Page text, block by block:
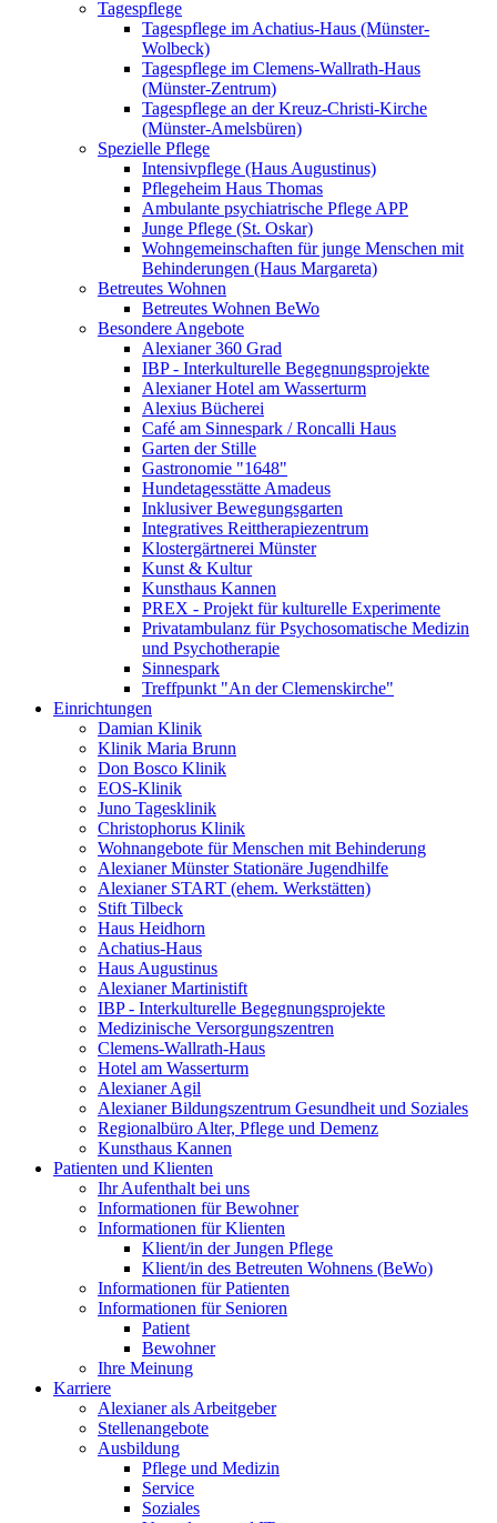
Tagespflege
Tagespflege im Achatius-Haus (Münster-
Wolbeck)
Tagespflege im Clemens-Wallrath-Haus
(Münster-Zentrum)
Tagespflege an der Kreuz-Christi-Kirche
(Münster-Amelsbüren)
Spezielle Pflege
Intensivpflege (Haus Augustinus)
Pflegeheim Haus Thomas
Ambulante psychiatrische Pflege APP
Junge Pflege (St. Oskar)
Wohngemeinschaften für junge Menschen mit
Behinderungen (Haus Margareta)
Betreutes Wohnen
Betreutes Wohnen BeWo
Besondere Angebote
Alexianer 360 Grad
IBP - Interkulturelle Begegnungsprojekte
Alexianer Hotel am Wasserturm
Alexius Bücherei
Café am Sinnespark / Roncalli Haus
Garten der Stille
Gastronomie "1648"
Hundetagesstätte Amadeus
Inklusiver Bewegungsgarten
Integratives Reittherapiezentrum
Klostergärtnerei Münster
Kunst & Kultur
Kunsthaus Kannen
PREX - Projekt für kulturelle Experimente
Privatambulanz für Psychosomatische Medizin
und Psychotherapie
Sinnespark
Treffpunkt "An der Clemenskirche"
Einrichtungen
Damian Klinik
Klinik Maria Brunn
Don Bosco Klinik
EOS-Klinik
Juno Tagesklinik
Christophorus Klinik
Wohnangebote für Menschen mit Behinderung
Alexianer Münster Stationäre Jugendhilfe
Alexianer START (ehem. Werkstätten)
Stift Tilbeck
Haus Heidhorn
Achatius-Haus
Haus Augustinus
Alexianer Martinistift
IBP - Interkulturelle Begegnungsprojekte
Medizinische Versorgungszentren
Clemens-Wallrath-Haus
Hotel am Wasserturm
Alexianer Agil
Alexianer Bildungszentrum Gesundheit und Soziales
Regionalbüro Alter, Pflege und Demenz
Kunsthaus Kannen
Patienten und Klienten
Ihr Aufenthalt bei uns
Informationen für Bewohner
Informationen für Klienten
Klient/in der Jungen Pflege
Klient/in des Betreuten Wohnens (BeWo)
Informationen für Patienten
Informationen für Senioren
Patient
Bewohner
Ihre Meinung
Karriere
Alexianer als Arbeitgeber
Stellenangebote
Ausbildung
Pflege und Medizin
Service
Soziales